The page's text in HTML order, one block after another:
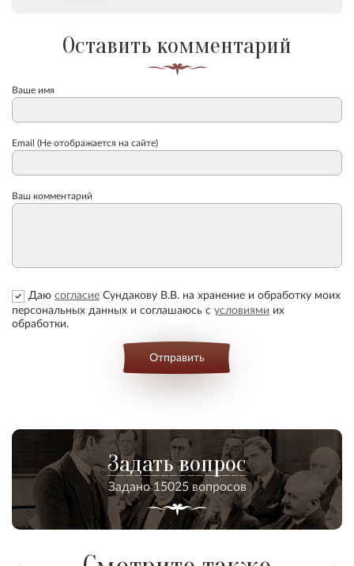
Оставить комментарий
Ваше имя
Email (Не отображается на сайте)
Ваш комментарий
Даю согласие Сундакову В.В. на хранение и обработку моих
персональных данных и соглашаюсь с условиями их
обработки.
Отправить
Задать вопрос
Задано 15025 вопросов